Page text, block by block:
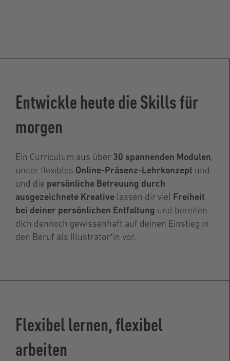
Entwickle heute die Skills für
morgen
Ein Curriculum aus über 30 spannenden Modulen,
unser flexibles Online-Präsenz-Lehrkonzept und
und die persönliche Betreuung durch
ausgezeichnete Kreative lassen dir viel Freiheit
bei deiner persönlichen Entfaltung und bereiten
dich dennoch gewissenhaft auf deinen Einstieg in
den Beruf als Illustrator*in vor.
Flexibel lernen, flexibel
arbeiten